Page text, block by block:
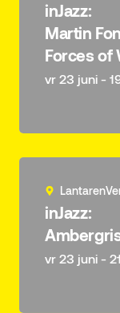
inJazz:
Martin
Forces of
vr 23 juni -
inJazz:
vr 23 juni -